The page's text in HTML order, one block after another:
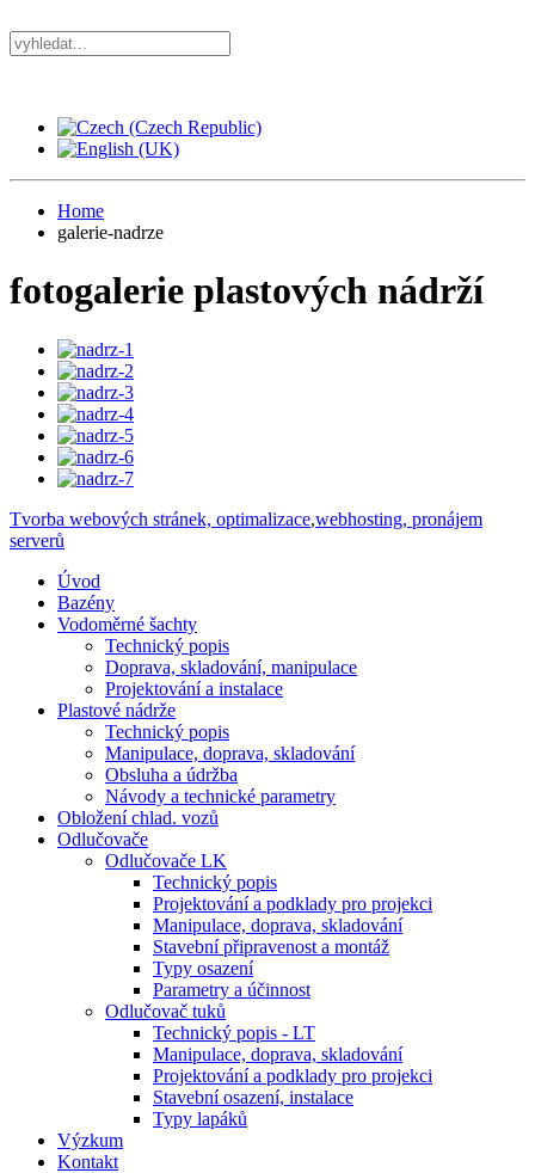
Home
galerie-nadrze
fotogalerie plastových nádrží
Tvorba webových stránek, optimalizace,webhosting, pronájem
serverů
Úvod
Bazény
Vodoměrné šachty
Technický popis
Doprava, skladování, manipulace
Projektování a instalace
Plastové nádrže
Technický popis
Manipulace, doprava, skladování
Obsluha a údržba
Návody a technické parametry
Obložení chlad. vozů
Odlučovače
Odlučovače LK
Technický popis
Projektování a podklady pro projekci
Manipulace, doprava, skladování
Stavební připravenost a montáž
Typy osazení
Parametry a účinnost
Odlučovač tuků
Technický popis - LT
Manipulace, doprava, skladování
Projektování a podklady pro projekci
Stavební osazení, instalace
Typy lapáků
Výzkum
Kontakt